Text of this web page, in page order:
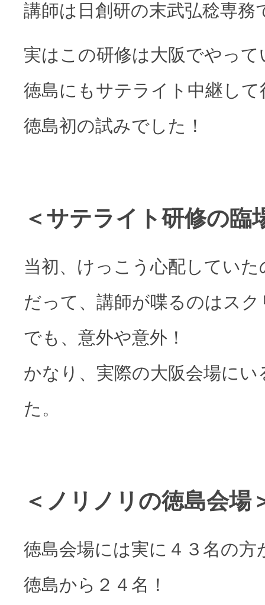
講師は日創研の末武弘稔専務
実はこの研修は大阪でやっ
徳島にもサテライト中継し
徳島初の試みでした！
＜サテライト研修の
当初、けっこう心配していた
だって、講師が喋るのはス
でも、意外や意外！
かなり、実際の大阪会場に
た。
＜ノリノリの徳島会場
徳島会場には実に４３名の
徳島から２４名！